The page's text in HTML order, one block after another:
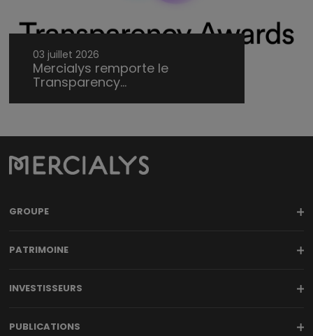
03 juillet 2026
Mercialys remporte le
Transparency...
GROUPE
PATRIMOINE
INVESTISSEURS
PUBLICATIONS